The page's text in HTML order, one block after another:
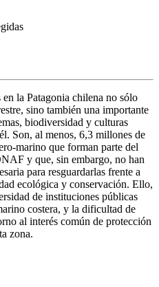
en la Patagonia chilena no sólo
sino también una importante
biodiversidad y culturas
Son, al menos, 6,3 millones de
marino que forman parte del
y que, sin embargo, no han
para resguardarlas frente a
ecológica y conservación. Ello,
de instituciones públicas
costera, y la dificultad de
al interés común de protección
zona.